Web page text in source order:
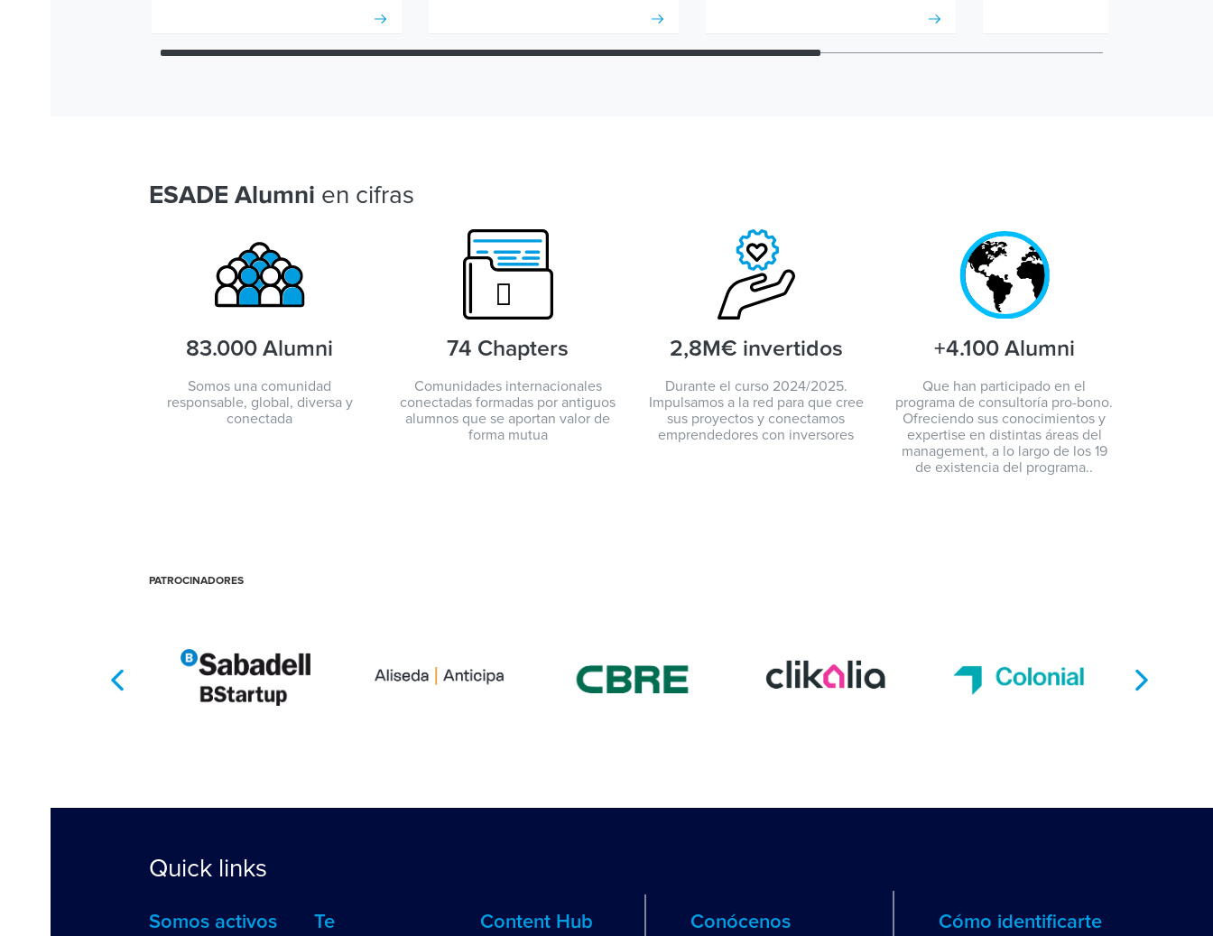
ESADE Alumni en cifras
83.000 Alumni
Somos una comunidad
responsable, global, diversa y
conectada
74 Chapters
Comunidades internacionales
conectadas formadas por antiguos
alumnos que se aportan valor de
forma mutua
2,8M€ invertidos
Durante el curso 2024/2025.
Impulsamos a la red para que cree
sus proyectos y conectamos
emprendedores con inversores
+4.100 Alumni
Que han participado en el
programa de consultoría pro-bono.
Ofreciendo sus conocimientos y
expertise en distintas áreas del
management, a lo largo de los 19
de existencia del programa..
PATROCINADORES
Quick links
Somos activos
Te
Content Hub Conócenos Cómo identificarte